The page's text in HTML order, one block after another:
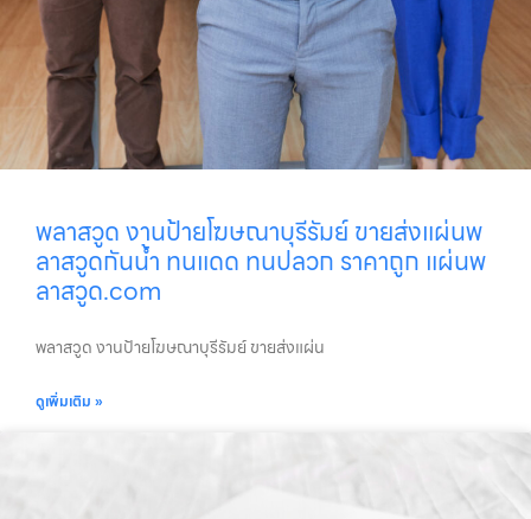
พลาสวูด งานป้ายโฆษณาบุรีรัมย์ ขายส่งแผ่นพ
ลาสวูดกันน้ำ ทนแดด ทนปลวก ราคาถูก แผ่นพ
ลาสวูด.com
พลาสวูด งานป้ายโฆษณาบุรีรัมย์ ขายส่งแผ่น
ดูเพิ่มเติม »